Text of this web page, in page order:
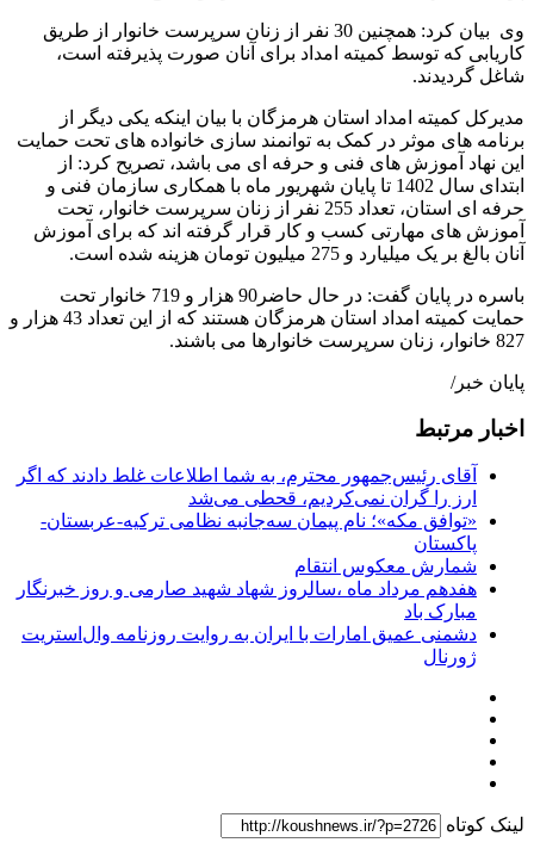
وی بیان کرد: همچنین 30 نفر از زنان سرپرست خانوار از طریق
کاریابی که توسط کمیته امداد برای آنان صورت پذیرفته است،
شاغل گردیدند.
مدیرکل کمیته امداد استان هرمزگان با بیان اینکه یکی دیگر از
برنامه های موثر در کمک به توانمند سازی خانواده های تحت حمایت
این نهاد آموزش های فنی و حرفه ای می باشد، تصریح کرد: از
ابتدای سال 1402 تا پایان شهریور ماه با همکاری سازمان فنی و
حرفه ای استان، تعداد 255 نفر از زنان سرپرست خانوار، تحت
آموزش های مهارتی کسب و کار قرار گرفته اند که برای آموزش
آنان بالغ بر یک میلیارد و 275 میلیون تومان هزینه شده است.
باسره در پایان گفت: در حال حاضر90 هزار و 719 خانوار تحت
حمایت کمیته امداد استان هرمزگان هستند که از این تعداد 43 هزار و
827 خانوار، زنان سرپرست خانوارها می باشند.
پایان خبر/
اخبار مرتبط
آقای رئیس‌جمهور محترم، به شما اطلاعات غلط دادند که اگر
ارز را گران نمی‌کردیم، قحطی می‌شد
«توافق مکه»؛ نام پیمان سه‌جانبه نظامی ترکیه-عربستان-
پاکستان
شمارش معکوس انتقام
هفدهم مرداد ماه ،سالروز شهاد شهید صارمی و روز خبرنگار
مبارک باد
دشمنی عمیق امارات با ایران به روایت روزنامه وال‌استریت
ژورنال
لینک کوتاه